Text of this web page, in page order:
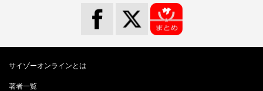
サイゾーオンラインとは
著者一覧